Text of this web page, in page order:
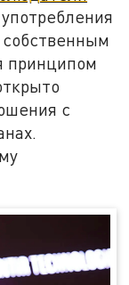
принципом
с